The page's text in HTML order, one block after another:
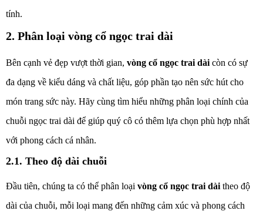
tính.
2. Phân loại vòng cổ ngọc trai dài
Bên cạnh vẻ đẹp vượt thời gian, vòng cổ ngọc trai dài còn có sự
đa dạng về kiểu dáng và chất liệu, góp phần tạo nên sức hút cho
món trang sức này. Hãy cùng tìm hiểu những phân loại chính của
chuỗi ngọc trai dài để giúp quý cô có thêm lựa chọn phù hợp nhất
với phong cách cá nhân.
2.1. Theo độ dài chuỗi
Đầu tiên, chúng ta có thể phân loại vòng cổ ngọc trai dài theo độ
dài của chuỗi, mỗi loại mang đến những cảm xúc và phong cách